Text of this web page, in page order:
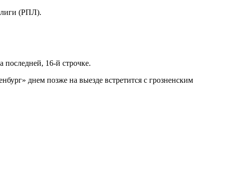
лиги (РПЛ).
16-й строчке.
днем позже на выезде встретится с грозненским